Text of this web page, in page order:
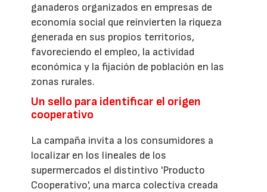
ganaderos organizados en empresas de
economía social que reinvierten la riqueza
generada en sus propios territorios,
favoreciendo el empleo, la actividad
económica y la fijación de población en las
zonas rurales.
Un sello para identificar el origen
cooperativo
La campaña invita a los consumidores a
localizar en los lineales de los
supermercados el distintivo 'Producto
Cooperativo', una marca colectiva creada